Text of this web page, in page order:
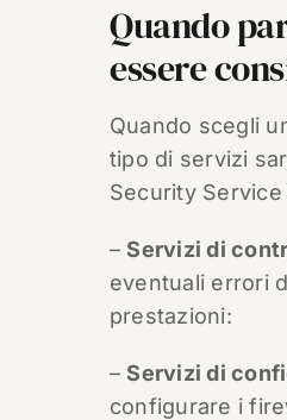
Quando
essere
Quando scegli
tipo di servizi
Security
–Servizi di
eventuali errori
prestazioni:
–Servizi di
configurare i